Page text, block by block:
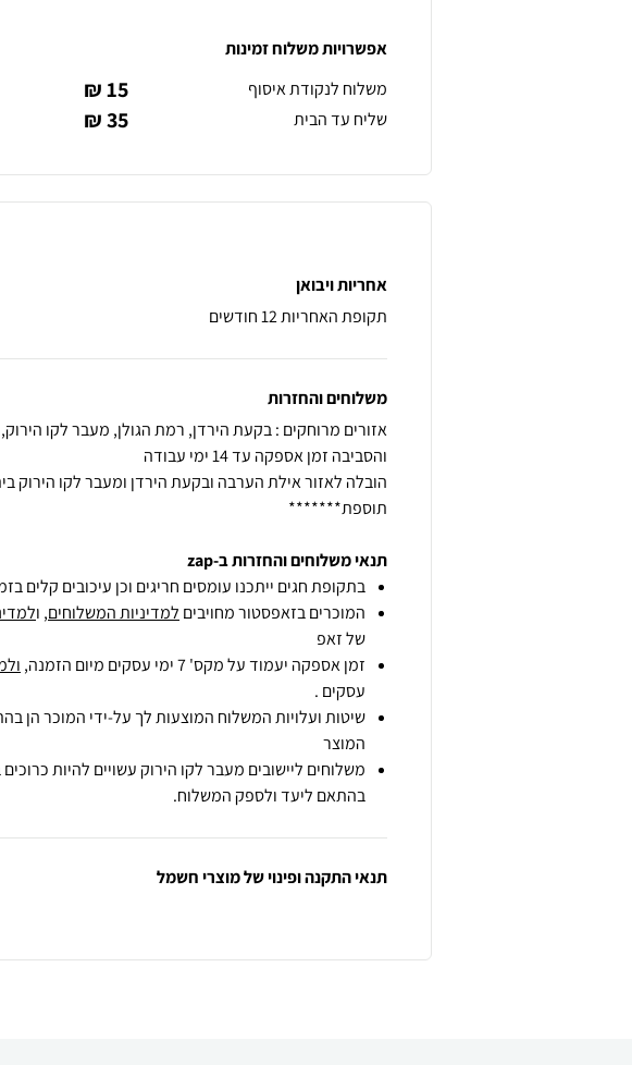
אפשרויות משלוח זמינות
משלוח לנקודת איסוף
15 ₪
שליח עד הבית 35 ₪
אחריות ויבואן
תקופת האחריות 12 חודשים
משלוחים והחזרות
תוספת*******
תנאי משלוחים והחזרות ב-zap
בתקופת חגים ייתכנו עומסים חריגים וכן עיכובים קלים
המוכרים בזאפסטור מחויבים למדיניות המשלוחים, ו
של זאפ
זמן אספקה יעמוד על מקס' 7 ימי עסקים מיום הזמנה,
עסקים .
שיטות ועלויות המשלוח המוצעות לך על-ידי המוכר הן
המוצר
משלוחים ליישובים מעבר לקו הירוק עשויים להיות
בהתאם ליעד ולספק המשלוח.
תנאי התקנה ופינוי של מוצרי חשמל